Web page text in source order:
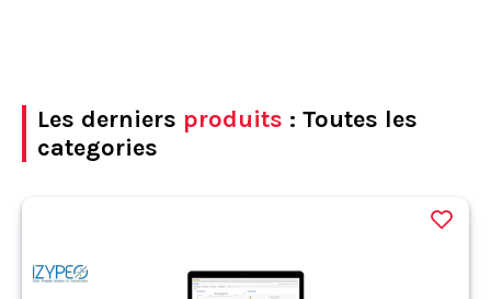
Les derniers produits : Toutes les
categories